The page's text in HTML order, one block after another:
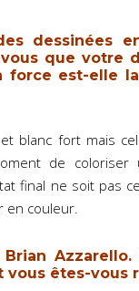
dessinées
que votre
est-elle
blanc fort mais
de coloriser
final ne soit pas
en couleur.
Azzarello.
êtes-vous